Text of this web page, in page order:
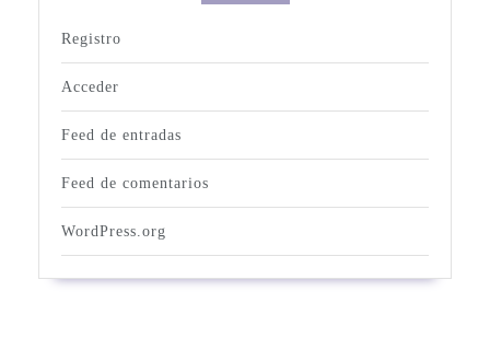
Registro
Acceder
Feed de entradas
Feed de comentarios
WordPress.org